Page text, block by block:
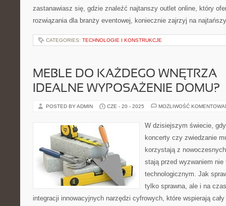
zastanawiasz się, gdzie znaleźć najtanszy outlet online, który
rozwiązania dla branży eventowej, koniecznie zajrzyj na
CATEGORIES: TECHNOLOGIE I KONSTRUKCJE
MEBLE DO KAŻDEGO WNĘTRZA
IDEALNE WYPOSAŻENIE DOMU?
POSTED BY ADMIN CZE - 20 - 2025 MOŻLIWOŚĆ
W dzisiejszym świecie,
koncerty czy zwiedzanie
korzystają z
stają przed wyzwaniem
technologicznym. Jak
tylko sprawna, ale i na
integracji innowacyjnych narzędzi cyfrowych, które wspierają